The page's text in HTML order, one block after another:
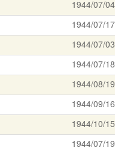
1944/07/04
1944/07/17
1944/07/03
1944/07/18
1944/08/19
1944/09/16
1944/10/15
1944/07/19